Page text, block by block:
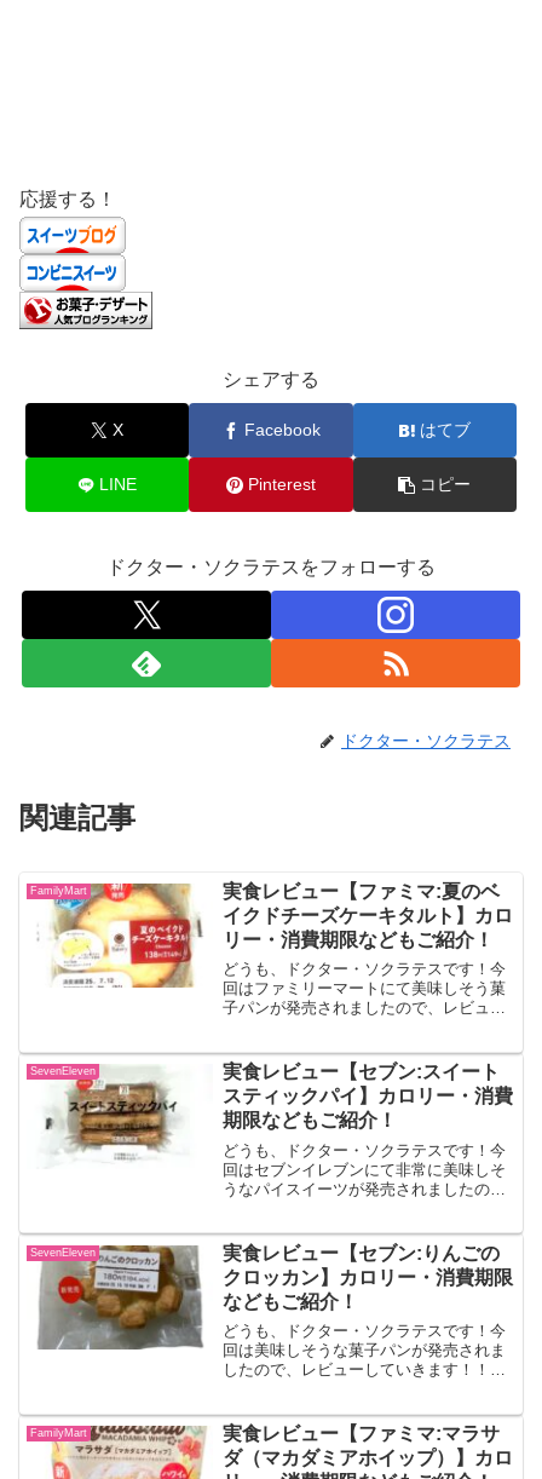
応援する！
シェアする
X Facebook はてブ
LINE Pinterest コピー
ドクター・ソクラテスをフォローする
ドクター・ソクラテス
関連記事
FamilyMart
実食レビュー【ファミマ:夏のベ
イクドチーズケーキタルト】カロ
リー・消費期限などもご紹介！
どうも、ドクター・ソクラテスです！今
回はファミリーマートにて美味しそう菓
子パンが発売されましたので、レビュー
ズ、レモン果汁を入れたチーズケーキ生
地とチーズクリームを重ねて...
SevenEleven
実食レビュー【セブン:スイート
スティックパイ】カロリー・消費
期限などもご紹介！
どうも、ドクター・ソクラテスです！今
回はセブンイレブンにて非常に美味しそ
うなパイスイーツが発売されましたの
感のスイートスティックパイ４本入りで
す。出典:セブンイレブン公...
SevenEleven
実食レビュー【セブン:りんごの
クロッカン】カロリー・消費期限
などもご紹介！
どうも、ドクター・ソクラテスです！今
回は美味しそうな菓子パンが発売されま
したので、レビューしていきます！！り
に乗せて焼き上げ、底面をキャラメリゼ
させたスイーツのように楽...
FamilyMart
実食レビュー【ファミマ:マラサ
ダ（マカダミアホイップ）】カロ